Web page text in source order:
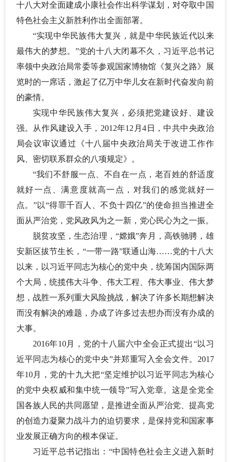
十八大对全面建成小康社会作出科学谋划，对夺取中国
特色社会主义新胜利作出全面部署。
“实现中华民族伟大复兴，就是中华民族近代以来
最伟大的梦想。”党的十八大闭幕不久，习近平总书记
率领中央政治局常委等参观国家博物馆《复兴之路》展
览时的一席话，激起了亿万中华儿女在新时代奋发向前
的豪情。
实现中华民族伟大复兴，必须把党建设好、建设
强。从作风建设入手， 2012年12月4日，中共中央政治
局会议审议通过《十八届中央政治局关于改进工作作
风、密切联系群众的八项规定》。
“我们不舒服一点、不自在一点，老百姓的舒适度
就好一点、满意度就高一点，对我们的感觉就好一
点。”以“得罪千百人、不负十四亿”的使命担当推进全
面从严治党，党风政风为之一新，党心民心为之一振。
脱贫攻坚，生态治理， “嫦娥”奔月，高铁驰骋，雄
安新区拔节生长，“一带一路”联通山海……党的十八大
以来，以习近平同志为核心的党中央，统筹国内国际两
个大局，统揽伟大斗争、伟大工程、伟大事业、伟大梦
想，战胜一系列重大风险挑战，解决了许多长期想解决
而没有解决的难题，办成了许多过去想办而没有办成的
大事。
2016年10月，党的十八届六中全会正式提出“以习
近平同志为核心的党中央”并郑重写入全会文件。2017
年10月，党的十九大把“坚定维护以习近平同志为核心
的党中央权威和集中统一领导”写入党章。这是全党全
国各族人民的共同愿望，是推进全面从严治党、提高党
的创造力凝聚力战斗力的迫切要求，是保持党和国家事
业发展正确方向的根本保证。
习近平总书记指出： “中国特色社会主义进入新时